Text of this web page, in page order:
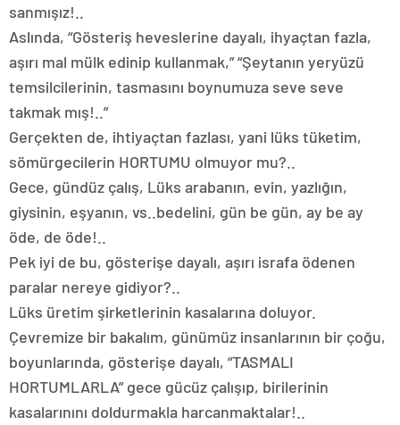
sanmışız!..
Aslında, “Gösteriş heveslerine dayalı, ihyaçtan fazla,
aşırı mal mülk edinip kullanmak,” “Şeytanın yeryüzü
temsilcilerinin, tasmasını boynumuza seve seve
takmak mış!..”
Gerçekten de, ihtiyaçtan fazlası, yani lüks tüketim,
sömürgecilerin HORTUMU olmuyor mu?..
Gece, gündüz çalış, Lüks arabanın, evin, yazlığın,
giysinin, eşyanın, vs..bedelini, gün be gün, ay be ay
öde, de öde!..
Pek iyi de bu, gösterişe dayalı, aşırı israfa ödenen
paralar nereye gidiyor?..
Lüks üretim şirketlerinin kasalarına doluyor.
Çevremize bir bakalım, günümüz insanlarının bir çoğu,
boyunlarında, gösterişe dayalı, “TASMALI
HORTUMLARLA” gece gücüz çalışıp, birilerinin
kasalarınını doldurmakla harcanmaktalar!..